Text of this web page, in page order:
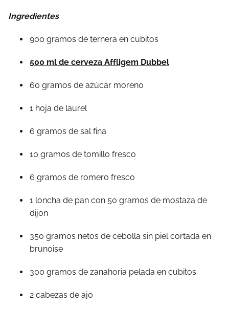
Ingredientes
900 gramos de ternera en cubitos
500 ml de cerveza Affligem Dubbel
60 gramos de azúcar moreno
1 hoja de laurel
6 gramos de sal fina
10 gramos de tomillo fresco
6 gramos de romero fresco
1 loncha de pan con 50 gramos de mostaza de
dijon
350 gramos netos de cebolla sin piel cortada en
brunoise
300 gramos de zanahoria pelada en cubitos
2 cabezas de ajo